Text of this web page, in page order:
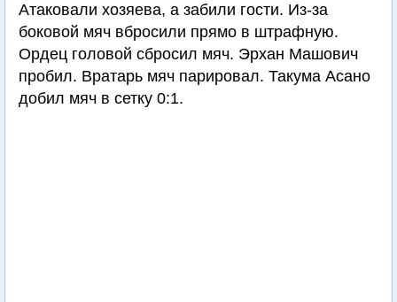
Атаковали хозяева, а забили гости. Из-за
боковой мяч вбросили прямо в штрафную.
Ордец головой сбросил мяч. Эрхан Машович
пробил. Вратарь мяч парировал. Такума Асано
добил мяч в сетку 0:1.